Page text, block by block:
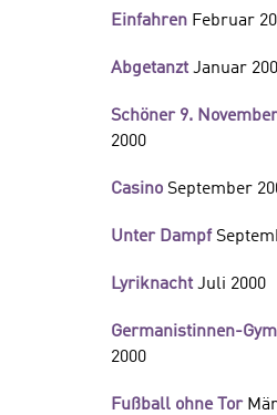
Einfahren Februar
Abgetanzt Januar
Schöner 9. November
2000
Casino September
Unter Dampf
Lyriknacht Juli 2000
Germanistinnen-
2000
Fußball ohne Tor